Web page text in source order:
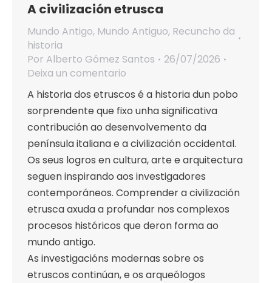
A civilización etrusca
Mundo Antigo, Mundo Antiguo, Recuncho da
historia
Por Alberto Gómez Santos
26/07/2026
Deixa un comentario
A historia dos etruscos é a historia dun pobo
sorprendente que fixo unha significativa
contribución ao desenvolvemento da
península italiana e a civilización occidental.
Os seus logros en cultura, arte e arquitectura
seguen inspirando aos investigadores
contemporáneos. Comprender a civilización
etrusca axuda a profundar nos complexos
procesos históricos que deron forma ao
mundo antigo.
As investigacións modernas sobre os
etruscos continúan, e os arqueólogos